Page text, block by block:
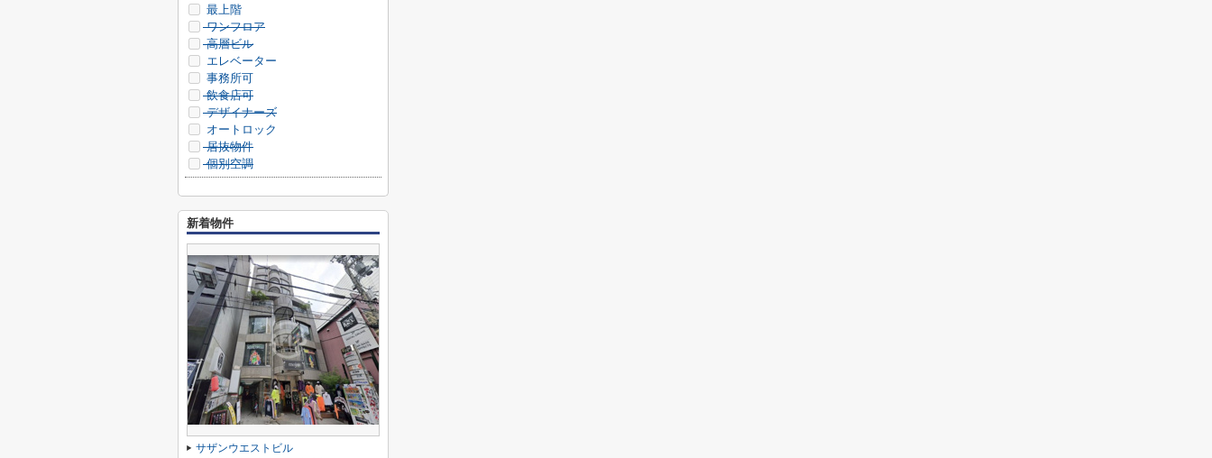
最上階
ワンフロア
高層ビル
エレベーター
事務所可
飲食店可
デザイナーズ
オートロック
居抜物件
個別空調
新着物件
サザンウエストビル